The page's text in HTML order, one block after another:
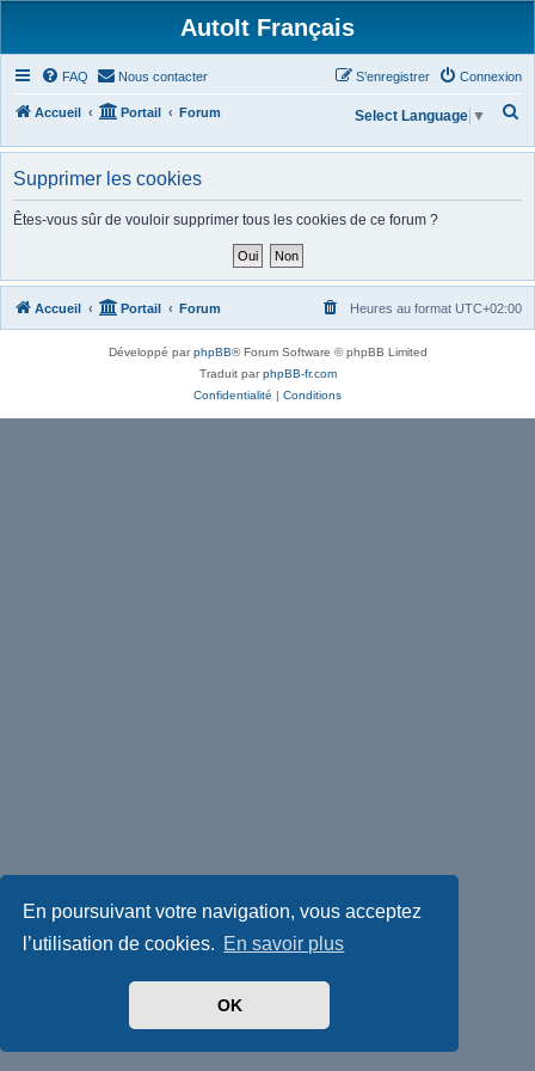
En poursuivant votre navigation, vous acceptez
l’utilisation de cookies. En savoir plus
OK
AutoIt Français
FAQ Nous contacter Connexion
S’enregistrer
Accueil Portail Forum
h
c
h
Select Language ▼
Supprimer les cookies
Êtes-vous sûr de vouloir supprimer tous les cookies de ce forum ?
Accueil Portail Forum Heures au format UTC+02:00
Développé parphpBB® Forum Software © phpBB Limited
Traduit parphpBB-fr.com
Confidentialité | Conditions